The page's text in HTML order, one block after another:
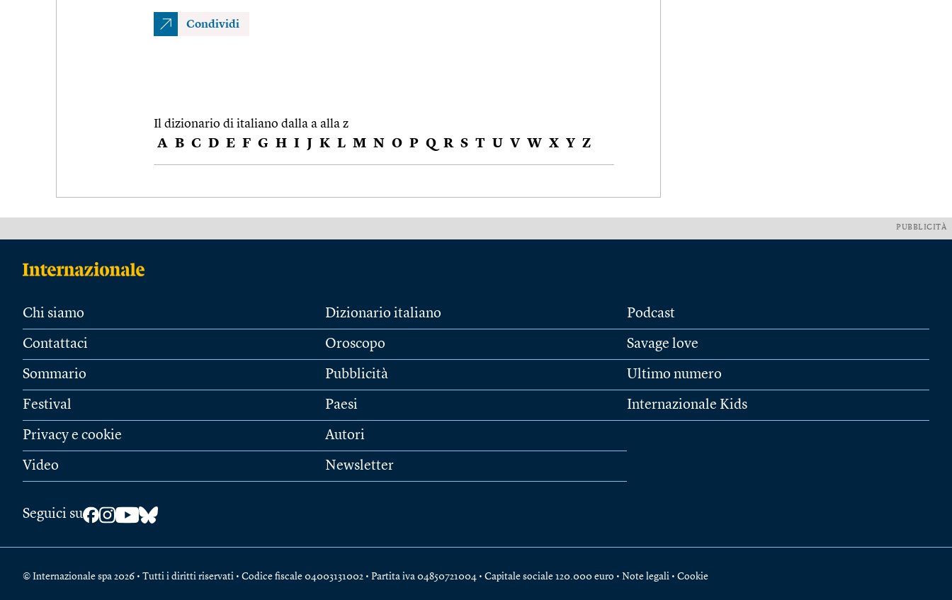
Condividi
Il dizionario di italiano dalla a alla z
A B C D E F G H I J K L M N O P Q R S T U V W X Y Z
PUBBLICITÀ
Chi siamo
Contattaci
Sommario
Festival
Privacy e cookie
Video
Dizionario italiano
Oroscopo
Pubblicità
Paesi
Autori
Newsletter
Podcast
Savage love
Ultimo numero
Internazionale Kids
Seguici su
© Internazionale spa 2026 • Tutti i diritti riservati • Codice fiscale 04003131002 • Partita iva 04850721004 • Capitale sociale 120.000 euro • Note legali • Cookie